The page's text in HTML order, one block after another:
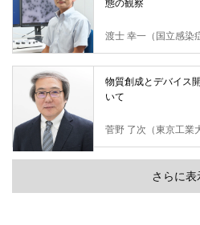
態の観察
渡士 幸一（国立感染
物質創成とデバイス
いて
菅野 了次（東京工業
さらに表